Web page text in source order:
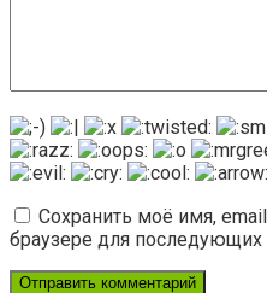
Сохранить моё имя,
браузере для